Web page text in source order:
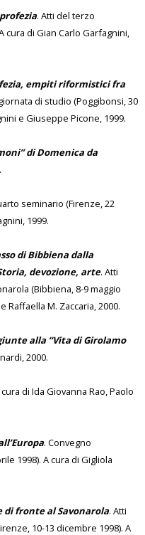
. Atti del terzo
cura di Gian Carlo Garfagnini,
empiti riformistici fra
di studio (Poggibonsi, 30
e Giuseppe Picone, 1999.
di Domenica da
seminario (Firenze, 22
1999.
di Bibbiena dalla
devozione, arte. Atti
(Bibbiena, 8-9 maggio
Raffaella M. Zaccaria, 2000.
alla “Vita di Girolamo
2000.
cura di Ida Giovanna Rao, Paolo
. Convegno
1998). A cura di Gigliola
di fronte al Savonarola. Atti
10-13 dicembre 1998). A